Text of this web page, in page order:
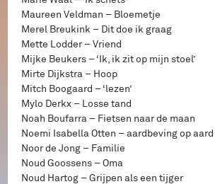
Maureen Veldman – Bloemetje
Merel Breukink – Dit doe ik graag
Mette Lodder – Vriend
Mijke Beukers – ‘Ik, ik zit op mijn stoel’
Mirte Dijkstra – Hoop
Mitch Boogaard – ‘lezen’
Mylo Derkx – Losse tand
Noah Boufarra – Fietsen naar de maan
Noemi Isabella Otten – aardbeving op aard
Noor de Jong – Familie
Noud Goossens – Oma
Noud Hartog – Grijpen als een tijger